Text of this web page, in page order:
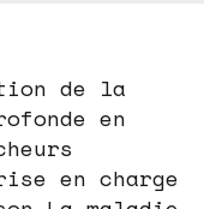
de la
en
en charge